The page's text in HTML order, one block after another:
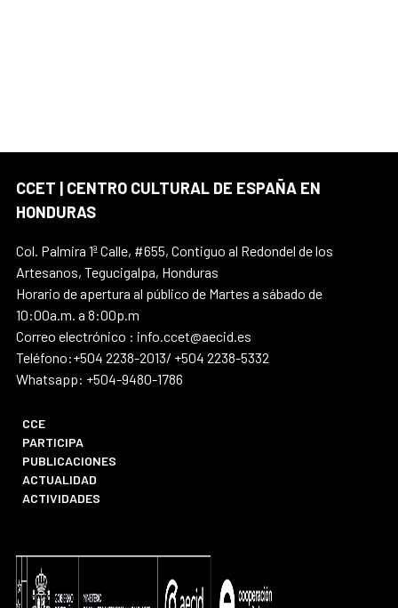
CCET | CENTRO CULTURAL DE ESPAÑA EN
HONDURAS
Col. Palmira 1ª Calle, #655, Contiguo al Redondel de los
Artesanos, Tegucigalpa, Honduras
Horario de apertura al público de Martes a sábado de
10:00a.m. a 8:00p.m
Correo electrónico : info.ccet@aecid.es
Teléfono:+504 2238-2013/ +504 2238-5332
Whatsapp: +504-9480-1786
CCE
PARTICIPA
PUBLICACIONES
ACTUALIDAD
ACTIVIDADES